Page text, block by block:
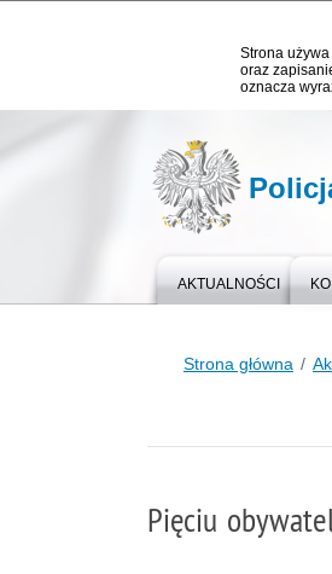
Strona
oraz
oznacza
AKTUALNOŚCI
Strona główna
Pięciu